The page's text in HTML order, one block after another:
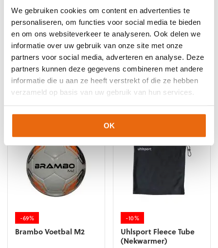
We gebruiken cookies om content en advertenties te
personaliseren, om functies voor social media te bieden
en om ons websiteverkeer te analyseren. Ook delen we
informatie over uw gebruik van onze site met onze
partners voor social media, adverteren en analyse. Deze
partners kunnen deze gegevens combineren met andere
informatie die u aan ze heeft verstrekt of die ze hebben
verzameld op basis van uw gebruik van hun services.
OK
Stanno Sokophouder
Donker Blauw
€8,99Oorspronkelijke
prijs
€8,10 Huidige
prijs
NIEUW!
Stanno Sokophouder
Blauw
€8,99 Oorspronkelijke
prijs
€8,10 Huidige
prijs
-69%
Brambo Voetbal M2
-10%
Uhlsport Fleece Tube
(Nekwarmer)